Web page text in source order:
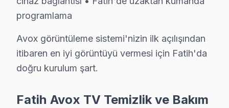
· Bayrampaşa Avox
· Beşiktaş Avox
Fatih Diğer Marka Servisleri
programlama
Avox görüntüleme sistemi'nizin ilk açılışından
itibaren en iyi görüntüyü vermesi için Fatih'da
doğru kurulum şart.
Fatih Avox TV Temizlik ve Bakım